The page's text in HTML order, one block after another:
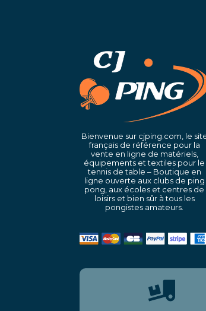
Bienvenue sur cjping.com, le
français de référence pour la
vente en ligne de matériels,
équipements et textiles pour le
tennis de table – Boutique en
ligne ouverte aux clubs de ping
pong, aux écoles et centres de
loisirs et bien sûr à tous les
pongistes amateurs.